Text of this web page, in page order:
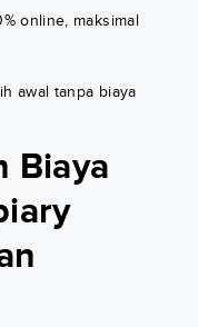
online, maksimal
awal tanpa biaya
Biaya